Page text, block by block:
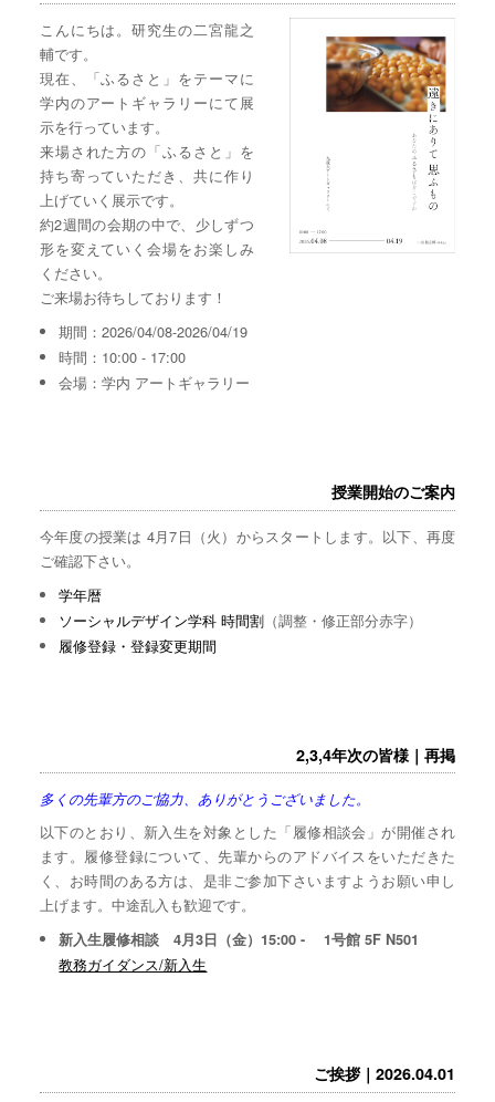
こんにちは。研究生の二宮龍之
輔です。
現在、「ふるさと」をテーマに
学内のアートギャラリーにて展
示を行っています。
来場された方の「ふるさと」を
持ち寄っていただき、共に作り
上げていく展示です。
約2週間の会期の中で、少しずつ
形を変えていく会場をお楽しみ
ください。
ご来場お待ちしております！
期間：2026/04/08-2026/04/19
時間：10:00 - 17:00
会場：学内 アートギャラリー
授業開始のご案内
今年度の授業は 4月7日（火）からスタートします。以下、再度
ご確認下さい。
学年暦
ソーシャルデザイン学科 時間割 （調整・修正部分赤字）
履修登録・登録変更期間
2,3,4年次の皆様｜再掲
多くの先輩方のご協力、ありがとうございました。
以下のとおり、新入生を対象とした「履修相談会」が開催され
ます。履修登録について、先輩からのアドバイスをいただきた
く、お時間のある方は、是非ご参加下さいますようお願い申し
上げます。中途乱入も歓迎です。
新入生履修相談 4月3日（金）15:00 - 1号館 5F N501
教務ガイダンス/新入生
ご挨拶｜2026.04.01